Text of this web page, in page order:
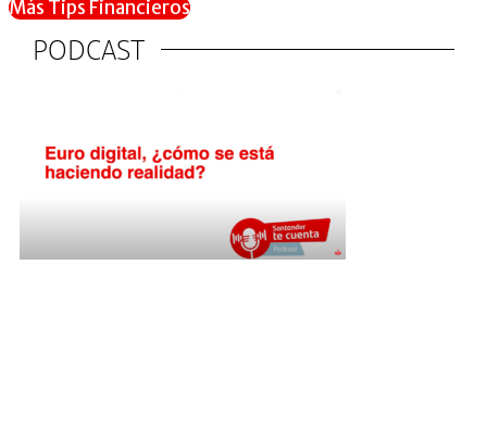
Más Tips Financieros
PODCAST